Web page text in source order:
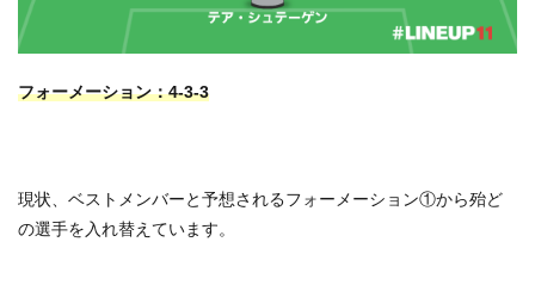
フォーメーション：4-3-3
現状、ベストメンバーと予想されるフォーメーション①から殆ど
の選手を入れ替えています。